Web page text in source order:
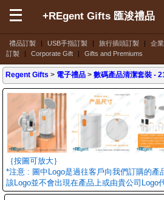
禮品訂製 | USB手指訂製 | 旅行插頭訂製 | 企
訂製
| Corporate Gift | Gifts and Premiums
+REgent Gifts 匯浚禮品
Regent Gifts > 電子禮品 >數碼產品清潔套裝 -
｛按圖可放大｝
*注意 : 圖中Logo是過往客戶向我們訂購的產
該Logo並不會出現在產品上或由貴公司Logo代